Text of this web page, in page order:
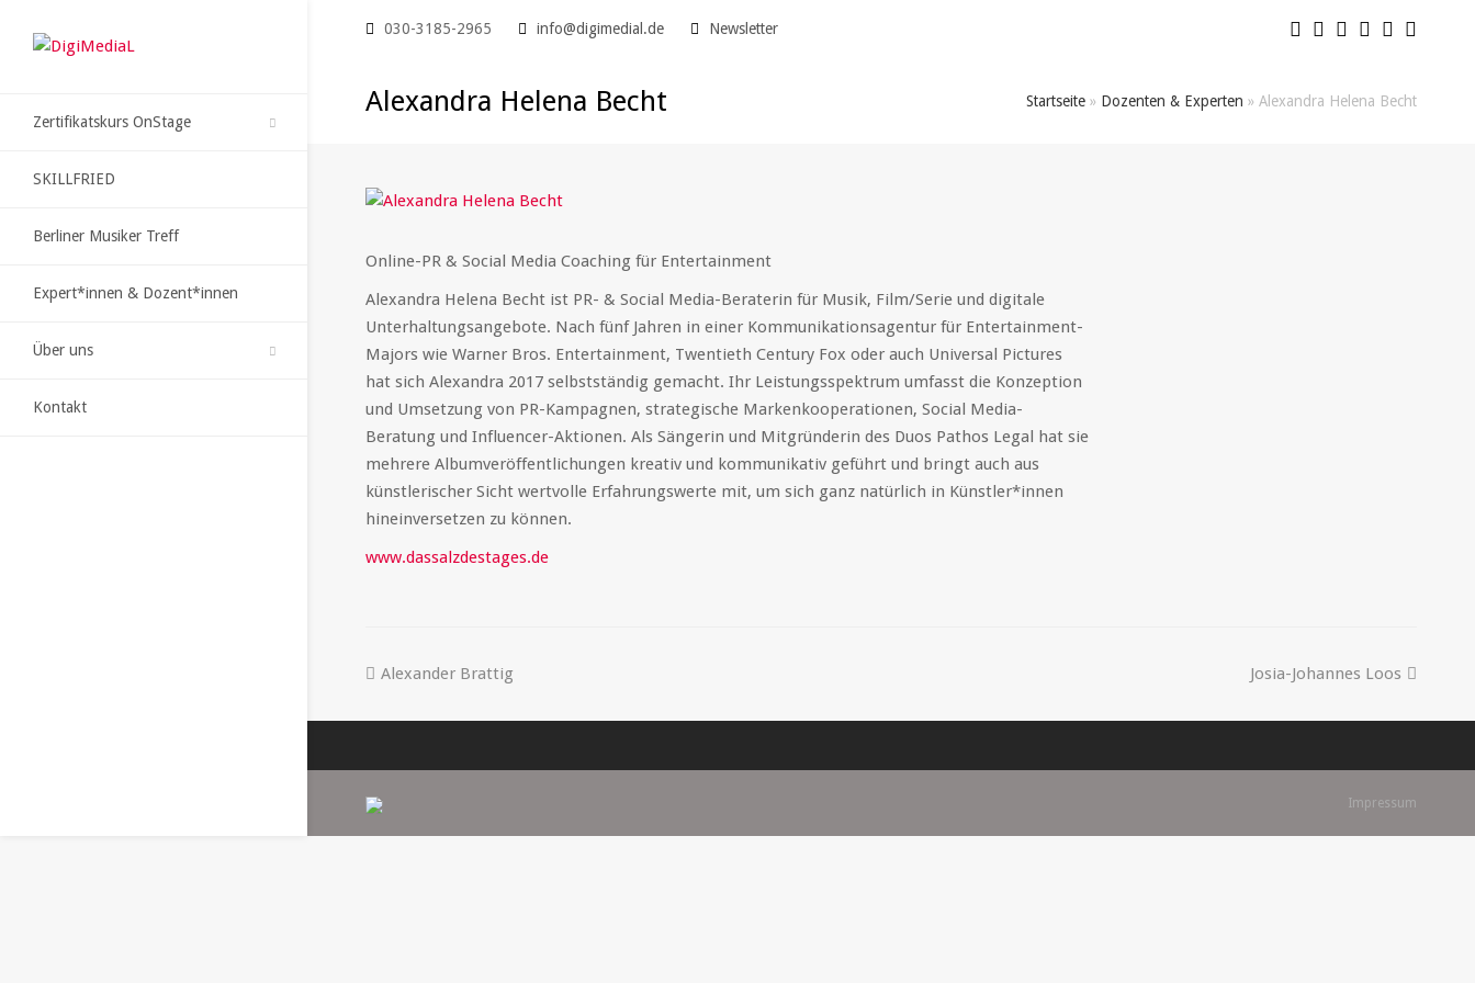
030-3185-2965 info@digimedial.de Newsletter
Zertifikatskurs OnStage
SKILLFRIED
Berliner Musiker Treff
Expert*innen & Dozent*innen
Über uns
Kontakt
Alexandra Helena Becht Startseite» Dozenten & Experten » Alexandra Helena Becht
Online-PR & Social Media Coaching für Entertainment
Alexandra Helena Becht ist PR- & Social Media-Beraterin für Musik, Film/Serie und digitale
Unterhaltungsangebote. Nach fünf Jahren in einer Kommunikationsagentur für Entertainment-
Majors wie Warner Bros. Entertainment, Twentieth Century Fox oder auch Universal Pictures
hat sich Alexandra 2017 selbstständig gemacht. Ihr Leistungsspektrum umfasst die Konzeption
und Umsetzung von PR-Kampagnen, strategische Markenkooperationen, Social Media-
Beratung und Influencer-Aktionen. Als Sängerin und Mitgründerin des Duos Pathos Legal hat sie
mehrere Albumveröffentlichungen kreativ und kommunikativ geführt und bringt auch aus
künstlerischer Sicht wertvolle Erfahrungswerte mit, um sich ganz natürlich in Künstler*innen
hineinversetzen zu können.
www.dassalzdestages.de
Alexander Brattig Josia-Johannes Loos
Impressum